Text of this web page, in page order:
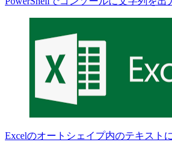
Excelのオートシェイプ内のテキスト